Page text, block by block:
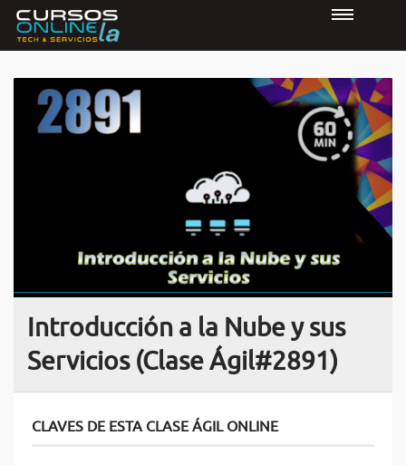
Introducción a la Nube y sus
Servicios (Clase Ágil#2891)
CLAVES DE ESTA CLASE ÁGIL ONLINE